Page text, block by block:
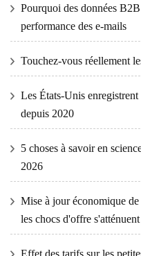
Pourquoi des données
performance des e-mails
Touchez-vous réellement
Les États-Unis
depuis 2020
5 choses à savoir en
2026
Mise à jour économique
les chocs d'offre s'atténuent
Effet des tarifs sur les